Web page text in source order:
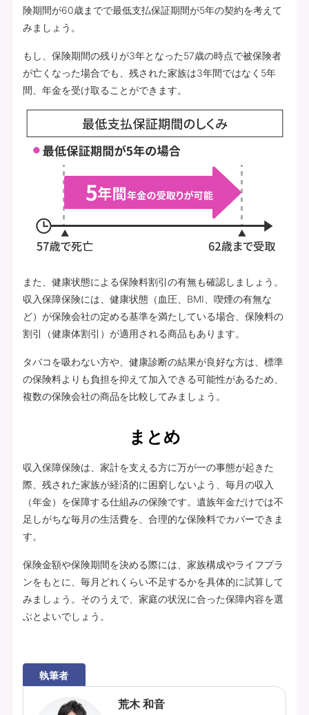
険期間が60歳までで最低支払保証期間が5年の契約を考えて
みましょう。
もし、保険期間の残りが3年となった57歳の時点で被保険者
が亡くなった場合でも、残された家族は3年間ではなく5年
間、年金を受け取ることができます。
また、健康状態による保険料割引の有無も確認しましょう。
収入保障保険には、健康状態（血圧、BMI、喫煙の有無な
ど）が保険会社の定める基準を満たしている場合、保険料の
割引（健康体割引）が適用される商品もあります。
タバコを吸わない方や、健康診断の結果が良好な方は、標準
の保険料よりも負担を抑えて加入できる可能性があるため、
複数の保険会社の商品を比較してみましょう。
まとめ
収入保障保険は、家計を支える方に万が一の事態が起きた
際、残された家族が経済的に困窮しないよう、毎月の収入
（年金）を保障する仕組みの保険です。遺族年金だけでは不
足しがちな毎月の生活費を、合理的な保険料でカバーできま
す。
保険金額や保険期間を決める際には、家族構成やライフプラ
ンをもとに、毎月どれくらい不足するかを具体的に試算して
みましょう。そのうえで、家庭の状況に合った保障内容を選
ぶとよいでしょう。
執筆者
荒木 和音